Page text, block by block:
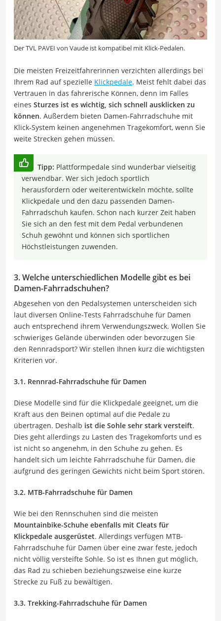
Der TVL PAVEI von Vaude ist kompatibel mit Klick-Pedalen.
Die meisten Freizeitfahrerinnen verzichten allerdings bei
Ihrem Rad auf spezielle Klickpedale. Meist fehlt dabei das
Vertrauen in das fahrerische Können, denn im Falles
eines Sturzes ist es wichtig, sich schnell ausklicken zu
können. Außerdem bieten Damen-Fahrradschuhe mit
Klick-System keinen angenehmen Tragekomfort, wenn Sie
weite Strecken gehen müssen.
Tipp: Plattformpedale sind wunderbar vielseitig
verwendbar. Wer sich jedoch sportlich
herausfordern oder weiterentwickeln möchte, sollte
Klickpedale und den dazu passenden Damen-
Fahrradschuh kaufen. Schon nach kurzer Zeit haben
Sie sich an den fest mit dem Pedal verbundenen
Schuh gewöhnt und können sich sportlichen
Höchstleistungen zuwenden.
3. Welche unterschiedlichen Modelle gibt es bei
Damen-Fahrradschuhen?
Abgesehen von den Pedalsystemen unterscheiden sich
laut diversen Online-Tests Fahrradschuhe für Damen
auch entsprechend ihrem Verwendungszweck. Wollen Sie
schwieriges Gelände überwinden oder bevorzugen Sie
den Rennradsport? Wir stellen Ihnen kurz die wichtigsten
Kriterien vor.
3.1. Rennrad-Fahrradschuhe für Damen
Diese Modelle sind für die Klickpedale geeignet, um die
Kraft aus den Beinen optimal auf die Pedale zu
übertragen. Deshalb ist die Sohle sehr stark versteift.
Dies geht allerdings zu Lasten des Tragekomforts und es
ist nicht so angenehm, in den Schuhe zu gehen. Es
handelt sich um leichte Fahrradschuhe für Damen, die
aufgrund des geringen Gewichts nicht beim Sport stören.
3.2. MTB-Fahrradschuhe für Damen
Wie bei den Rennschuhen sind die meisten
Mountainbike-Schuhe ebenfalls mit Cleats für
Klickpedale ausgerüstet. Allerdings verfügen MTB-
Fahrradschuhe für Damen über eine zwar feste, jedoch
nicht völlig versteifte Sohle. So ist es Ihnen gut möglich,
das Rad zu schieben beziehungszweise eine kurze
Strecke zu Fuß zu bewältigen.
3.3. Trekking-Fahrradschuhe für Damen